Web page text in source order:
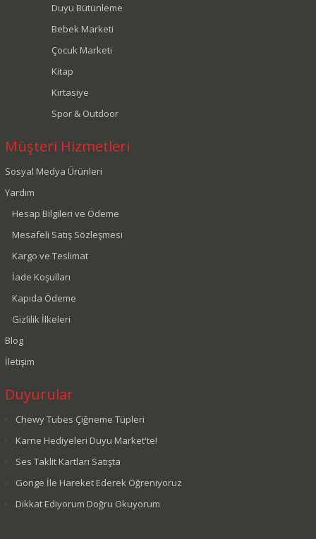
Duyu Bütünleme
Bebek Marketi
Çocuk Marketi
Kitap
Kırtasiye
Spor & Outdoor
Müşteri Hizmetleri
Sosyal Medya Ürünleri
Yardım
Hesap Bilgileri ve Ödeme
Mesafeli Satış Sözleşmesi
Kargo ve Teslimat
İade Koşulları
Kapıda Ödeme
Gizlilik İlkeleri
Blog
İletişim
Duyurular
Chewy Tubes Çiğneme Tüpleri
Karne Hediyeleri Duyu Market'te!
Ses Taklit Kartları Satışta
Gonge İle Hareket Ederek Öğreniyoruz
Dikkat Ediyorum Doğru Okuyorum